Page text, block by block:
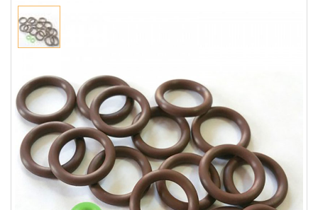
Paket
Lastikleri
PL-001
Kompansatör
Lastiği
KOM-001